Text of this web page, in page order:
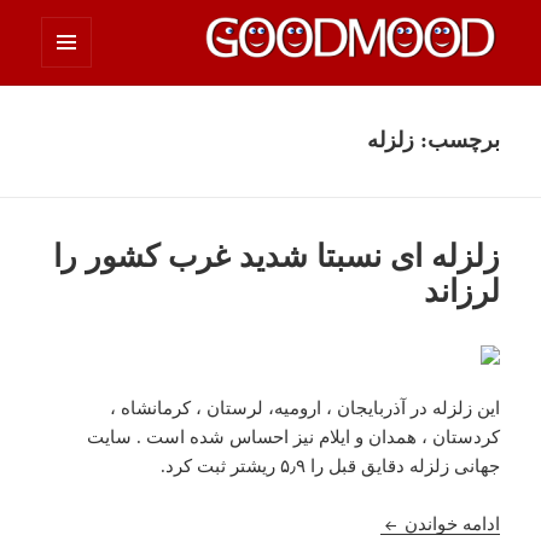
چیزای خووب مووب
برچسب:زلزله
زلزله ای نسبتا شدید غرب کشور را
لرزاند
این زلزله در آذربایجان ، ارومیه، لرستان ، کرمانشاه ،
کردستان ، همدان و ایلام نیز احساس شده است‌ . سایت
جهانی زلزله دقایق قبل را ۵٫۹ ریشتر ثبت کرد.
ادامه خواندن زلزله ای نسبتا شدید غرب کشور را لرزاند